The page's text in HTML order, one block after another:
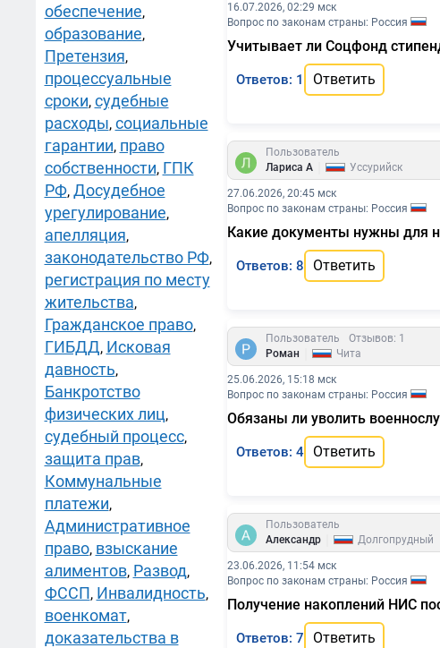
16.07.2026, 02:29 мск
Вопрос по законам страны: Россия
Учитывает ли Соцфонд
Ответов: 1 Ответить
Пользователь
Лариса А
Уссурийск
27.06.2026, 20:45 мск
Вопрос по законам страны: Россия
Какие документы нужны для
Ответов: 8 Ответить
Пользователь
Отзывов: 1
Роман
Чита
25.06.2026, 15:18 мск
Вопрос по законам страны: Россия
Обязаны ли уволить
Ответов: 4 Ответить
Пользователь
Александр
Долгопрудный
23.06.2026, 11:54 мск
Вопрос по законам страны: Россия
Получение накоплений НИС
Ответов: 7 Ответить
обеспечение,
образование,
Претензия,
процессуальные
сроки, судебные
расходы, социальные
гарантии, право
собственности, ГПК
РФ, Досудебное
урегулирование,
апелляция,
законодательство РФ,
регистрация по месту
жительства,
Гражданское право,
ГИБДД, Исковая
давность,
Банкротство
физических лиц,
судебный процесс,
защита прав,
Коммунальные
платежи,
Административное
право, взыскание
алиментов, Развод,
ФССП, Инвалидность,
военкомат,
доказательства в